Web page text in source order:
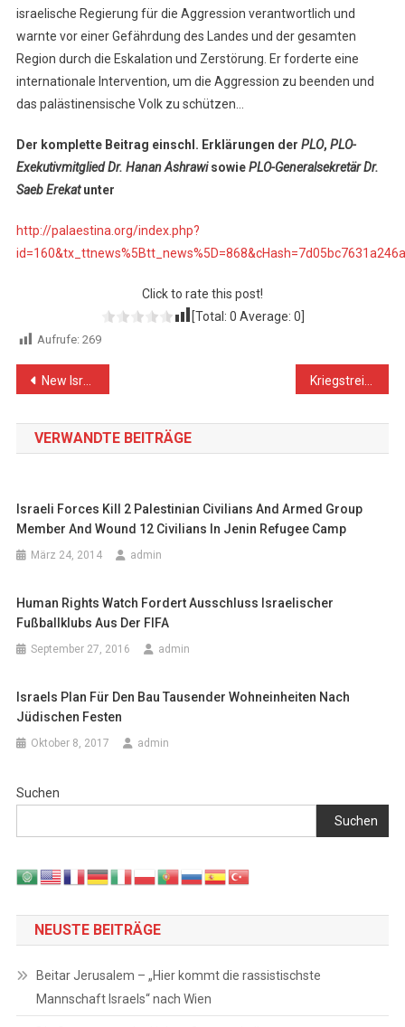
israelische Regierung für die Aggression verantwortlich und
warnte vor einer Gefährdung des Landes und der gesamten
Region durch die Eskalation und Zerstörung. Er forderte eine
internationale Intervention, um die Aggression zu beenden und
das palästinensische Volk zu schützen…
Der komplette Beitrag einschl. Erklärungen der PLO, PLO-
Exekutivmitglied Dr. Hanan AshrawisowiePLO-Generalsekretär Dr.
Saeb Erekatunter
http://palaestina.org/index.php?
Click to rate this post!
[Total: 0 Average: 0
Aufrufe: 269
Beitragsnavigation
New Israeli Military Escalation in Gaza Strip: 2 Palestinian Civilians Killed and 20 others Wounded, including 5 Children and 4 Women, and Israeli Warplanes Carry out Airstrikes against Many Civilian Facilities, Residential Houses and Security Sites and Completely Destroy them Kriegstreiber und -verbrecher feiern Frieden in Paris
VERWANDTE BEITRÄGE
Israeli Forces Kill 2 Palestinian Civilians And Armed Group
Member And Wound 12 Civilians In Jenin Refugee Camp
März 24, 2014 admin
Human Rights Watch Fordert Ausschluss Israelischer
Fußballklubs Aus Der FIFA
September 27, 2016 admin
Israels Plan Für Den Bau Tausender Wohneinheiten Nach
Jüdischen Festen
Oktober 8, 2017 admin
Suchen
Suchen
NEUSTE BEITRÄGE
Beitar Jerusalem – „Hier kommt die rassistischste
Mannschaft Israels“ nach Wien